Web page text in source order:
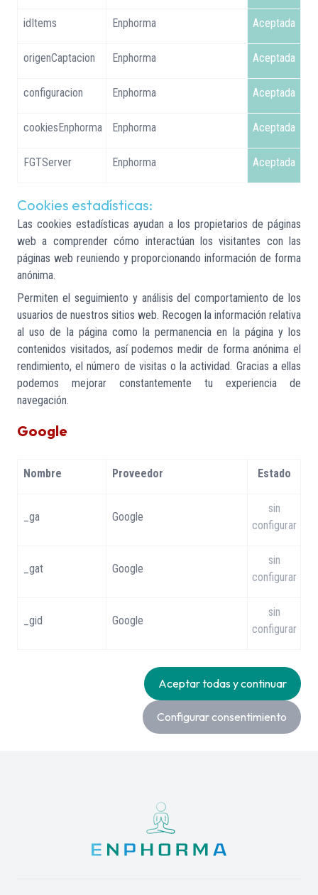
idItems Enphorma Aceptada
origenCaptacion Enphorma Aceptada
configuracion Enphorma Aceptada
cookiesEnphorma Enphorma Aceptada
FGTServer Enphorma Aceptada
Cookies estadísticas:
Las cookies estadísticas ayudan a los propietarios de páginas
web a comprender cómo interactúan los visitantes con las
páginas web reuniendo y proporcionando información de forma
anónima.
Permiten el seguimiento y análisis del comportamiento de los
usuarios de nuestros sitios web. Recogen la información relativa
al uso de la página como la permanencia en la página y los
contenidos visitados, así podemos medir de forma anónima el
rendimiento, el número de visitas o la actividad. Gracias a ellas
podemos mejorar constantemente tu experiencia de
navegación.
Google
Nombre Proveedor Estado
_ga Google
sin
configurar
_gat Google
sin
configurar
_gid Google
sin
configurar
Aceptar todas y continuar
Configurar consentimiento